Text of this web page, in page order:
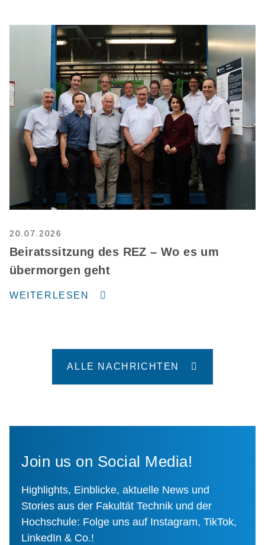
20.07.2026
Beiratssitzung des REZ – Wo es um
übermorgen geht
WEITERLESEN
ALLE NACHRICHTEN
Join us on Social Media!
Highlights, Einblicke, aktuelle News und
Stories aus der Fakultät Technik und der
Hochschule: Folge uns auf Instagram, TikTok,
LinkedIn & Co.!